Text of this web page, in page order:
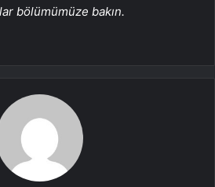
bölümümüze bakın.